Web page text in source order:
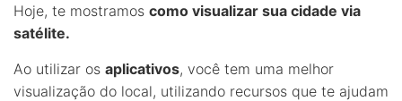
Hoje, te mostramos como visualizar sua cidade via
satélite.
Ao utilizar os aplicativos, você tem uma melhor
visualização do local, utilizando recursos que te ajudam